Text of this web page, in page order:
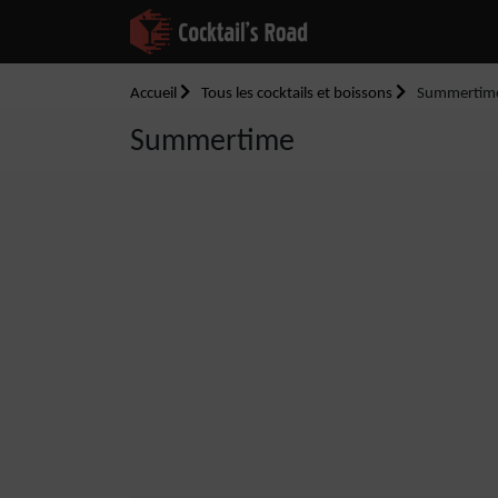
Accueil Tous les cocktails et boissons
Summertime